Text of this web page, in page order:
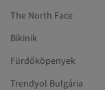
The North Face
Bikinik
Fürdőköpenyek
Trendyol Bulgária